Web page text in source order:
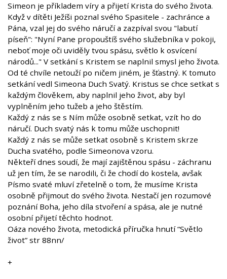
Simeon je příkladem víry a přijetí Krista do svého života.
Když v dítěti Ježíši poznal svého Spasitele - zachránce a
Pána, vzal jej do svého náručí a zazpíval svou "labutí
píseň": "Nyní Pane propouštíš svého služebníka v pokoji,
neboť moje oči uviděly tvou spásu, světlo k osvícení
národů..." V setkání s Kristem se naplnil smysl jeho života.
Od té chvíle netouží po ničem jiném, je šťastný. K tomuto
setkání vedl Simeona Duch Svatý. Kristus se chce setkat s
každým člověkem, aby naplnil jeho život, aby byl
vyplněním jeho tužeb a jeho štěstím.
Každý z nás se s Ním může osobně setkat, vzít ho do
náručí. Duch svatý nás k tomu může uschopnit!
Každý z nás se může setkat osobně s Kristem skrze
Ducha svatého, podle Simeonova vzoru.
Někteří dnes soudí, že mají zajištěnou spásu - záchranu
už jen tím, že se narodili, či že chodí do kostela, avšak
Písmo svaté mluví zřetelně o tom, že musíme Krista
osobně přijmout do svého života. Nestačí jen rozumové
poznání Boha, jeho díla stvoření a spása, ale je nutné
osobní přijetí těchto hodnot.
Oáza nového života, metodická příručka hnutí “Světlo
život” str 88nn/
+